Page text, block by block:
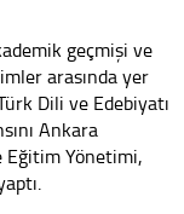
geçmişi ve
arasında yer
Dili ve Edebiyatı
Ankara
Yönetimi,